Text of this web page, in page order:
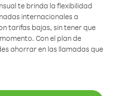
te brinda la flexibilidad
internacionales a
tarifas bajas, sin tener que
Con el plan de
ahorrar en las llamadas que